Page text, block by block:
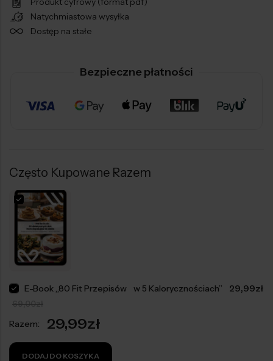
Natychmiastowa wysyłka
Dostęp na stałe
Bezpieczne płatności
Często Kupowane Razem
E-Book „80 Fit Przepisów w 5 Kalorycznościach” 29,99zł
69,00zł
Razem: 29,99zł
DODAJ DO KOSZYKA